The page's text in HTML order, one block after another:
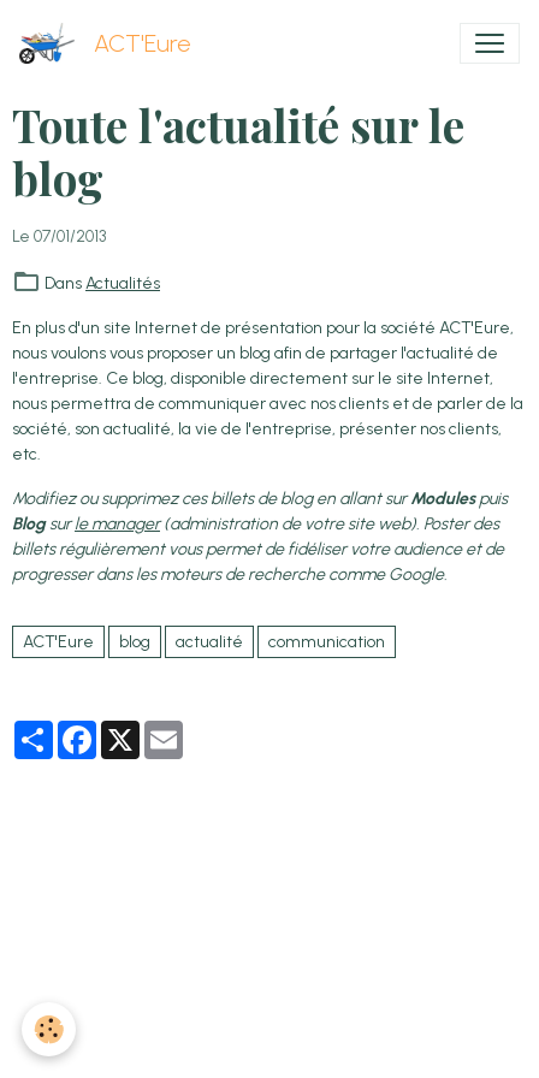
ACT'Eure
Toute l'actualité sur le
blog
Le 07/01/2013
DansActualités
En plus d'un site Internet de présentation pour la société ACT'Eure,
nous voulons vous proposer un blog afin de partager l'actualité de
l'entreprise. Ce blog, disponible directement sur le site Internet,
nous permettra de communiquer avec nos clients et de parler de la
société, son actualité, la vie de l'entreprise, présenter nos clients,
etc.
Modifiez ou supprimez ces billets de blog en allant surModulespuis
Blogsurle manager(administration de votre site web). Poster des
billets régulièrement vous permet de fidéliser votre audience et de
progresser dans les moteurs de recherche comme Google.
ACT'Eure blog actualité communication
PartagerFacebook
X